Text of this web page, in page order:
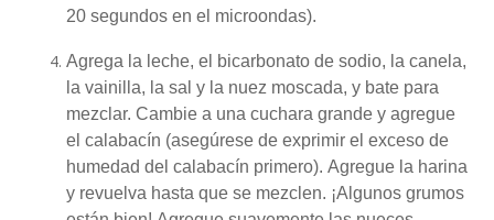
20 segundos en el microondas).
Agrega la leche, el bicarbonato de sodio, la canela,
la vainilla, la sal y la nuez moscada, y bate para
mezclar. Cambie a una cuchara grande y agregue
el calabacín (asegúrese de exprimir el exceso de
humedad del calabacín primero). Agregue la harina
y revuelva hasta que se mezclen. ¡Algunos grumos